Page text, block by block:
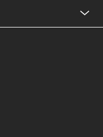
เทศ
ะเทศ
เงินตราต่างประเทศ
แบบข้อมูลดิจิทัลระหว่าง
นไลน์กับกรมสรรพากร